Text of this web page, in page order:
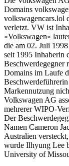
Domains
volkswagencars.lol
verletzt. VW ist
»Volkswagen«
die am 02. Juli
seit 1995 Inhaberin
Beschwerdegegner
Domains im Laufe
Markennutzung
Volkswagen AG
mehrerer WIPO-
Der
Namen Cameron
Australien
wurde Ilhyung Lee
University of